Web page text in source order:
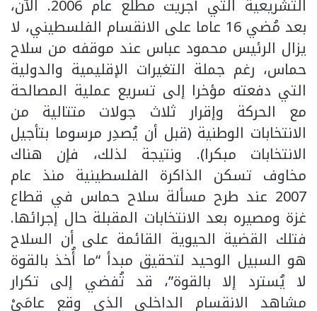
التشريعية التي أُجريت مطلع عام 2006. الآن،
بعد مُضي 16 عاما على الانقسام الفلسطيني، لا
يزال الرئيس محمود عباس عند موقفه من سلاح
حماس، رغم جملة التغيرات الإقليمية والدولية
التي دفعته مؤخرا إلى تسريع عملية المصالحة
مع الحركة وإقرار ثلاث جولات متتالية من
الانتخابات الوطنية (قبل أن يُصدِر مرسوما بتأجيل
الانتخابات مبكرا). ونتيجة لذلك، فإن هناك
مخاوف تسكن الذاكرة الفلسطينية منذ عام
2007 عند طرح مسألة سلاح حماس في قطاع
غزة ومصيره بعد الانتخابات المقبلة حال إجرائها.
فتلك القضية الحيوية القائمة على أن السلاح
هو السبيل الوحيد لتحقيق مبدأ “ما أُخذ بالقوة
لا يُسترد إلا بالقوة”، قد تُفضي إلى تكرار
مشاهد الانقسام الداخلي الذي وقع عامَيْ